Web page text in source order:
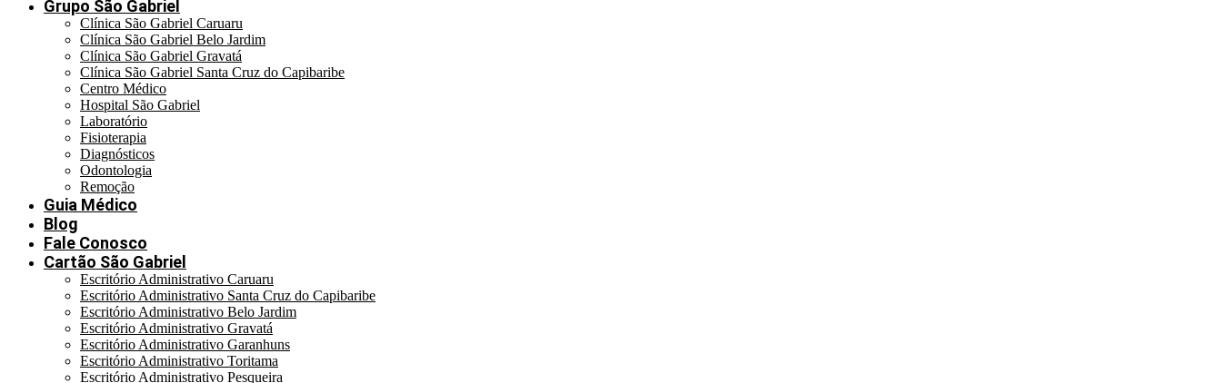
Grupo São Gabriel
Clínica São Gabriel Caruaru
Clínica São Gabriel Belo Jardim
Clínica São Gabriel Gravatá
Clínica São Gabriel Santa Cruz do Capibaribe
Centro Médico
Hospital São Gabriel
Laboratório
Fisioterapia
Diagnósticos
Odontologia
Remoção
Guia Médico
Blog
Fale Conosco
Cartão São Gabriel
Escritório Administrativo Caruaru
Escritório Administrativo Santa Cruz do Capibaribe
Escritório Administrativo Belo Jardim
Escritório Administrativo Gravatá
Escritório Administrativo Garanhuns
Escritório Administrativo Toritama
Escritório Administrativo Pesqueira